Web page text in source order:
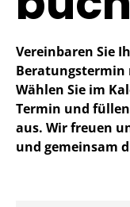
Vereinbaren Sie
Beratungstermin
Wählen Sie im
Termin und
aus. Wir freuen
und gemeinsam